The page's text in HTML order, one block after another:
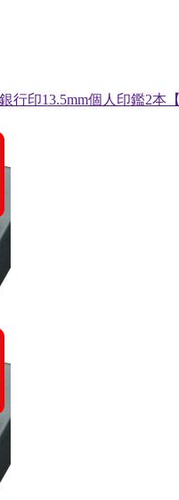
印13.5mm個人印鑑2本